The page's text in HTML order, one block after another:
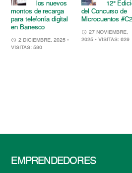
los nuevos
montos de recarga
para telefonía digital
en Banesco
2 DICIEMBRE, 2025 •
VISITAS: 590
12°
del Concurso de
Microcuentos
27 NOVIEMBRE,
2025 • VISITAS: 629
EMPRENDEDORES